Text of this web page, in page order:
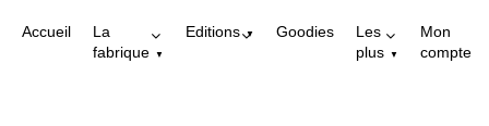
Accueil
La
fabrique
Editions Goodies
Les
plus
Mon
compte